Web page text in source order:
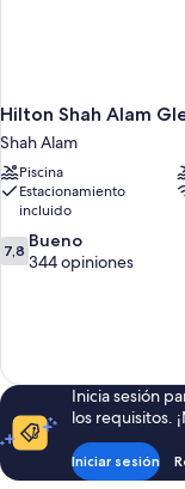
Hilton Shah Alam
Shah Alam
Piscina
Estacionamiento
incluido
7.8
de
7,8 Bueno
344 opiniones
Inicia sesión
los requisitos.
Iniciar sesión